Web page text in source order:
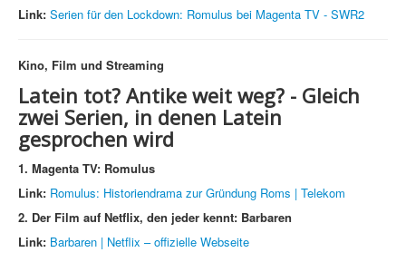
Link: Serien für den Lockdown: Romulus bei Magenta TV - SWR2
Kino, Film und Streaming
Latein tot? Antike weit weg? - Gleich
zwei Serien, in denen Latein
gesprochen wird
1. Magenta TV: Romulus
Link: Romulus: Historiendrama zur Gründung Roms | Telekom
2. Der Film auf Netflix, den jeder kennt: Barbaren
Link: Barbaren | Netflix – offizielle Webseite